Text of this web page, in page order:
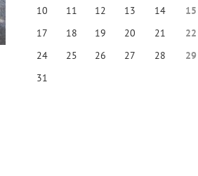
10
11 12 13 14 15
17
18 19 20 21 22
24
25 26 27 28 29
31